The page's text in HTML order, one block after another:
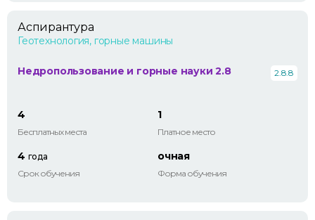
Аспирантура
Геотехнология, горные машины
Недропользование и горные науки 2.8 2.8.8
4
Бесплатных места
1
Платное место
4 года
Срок обучения
очная
Форма обучения